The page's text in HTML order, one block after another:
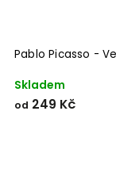
Pablo Picasso -
Skladem
od 249 Kč